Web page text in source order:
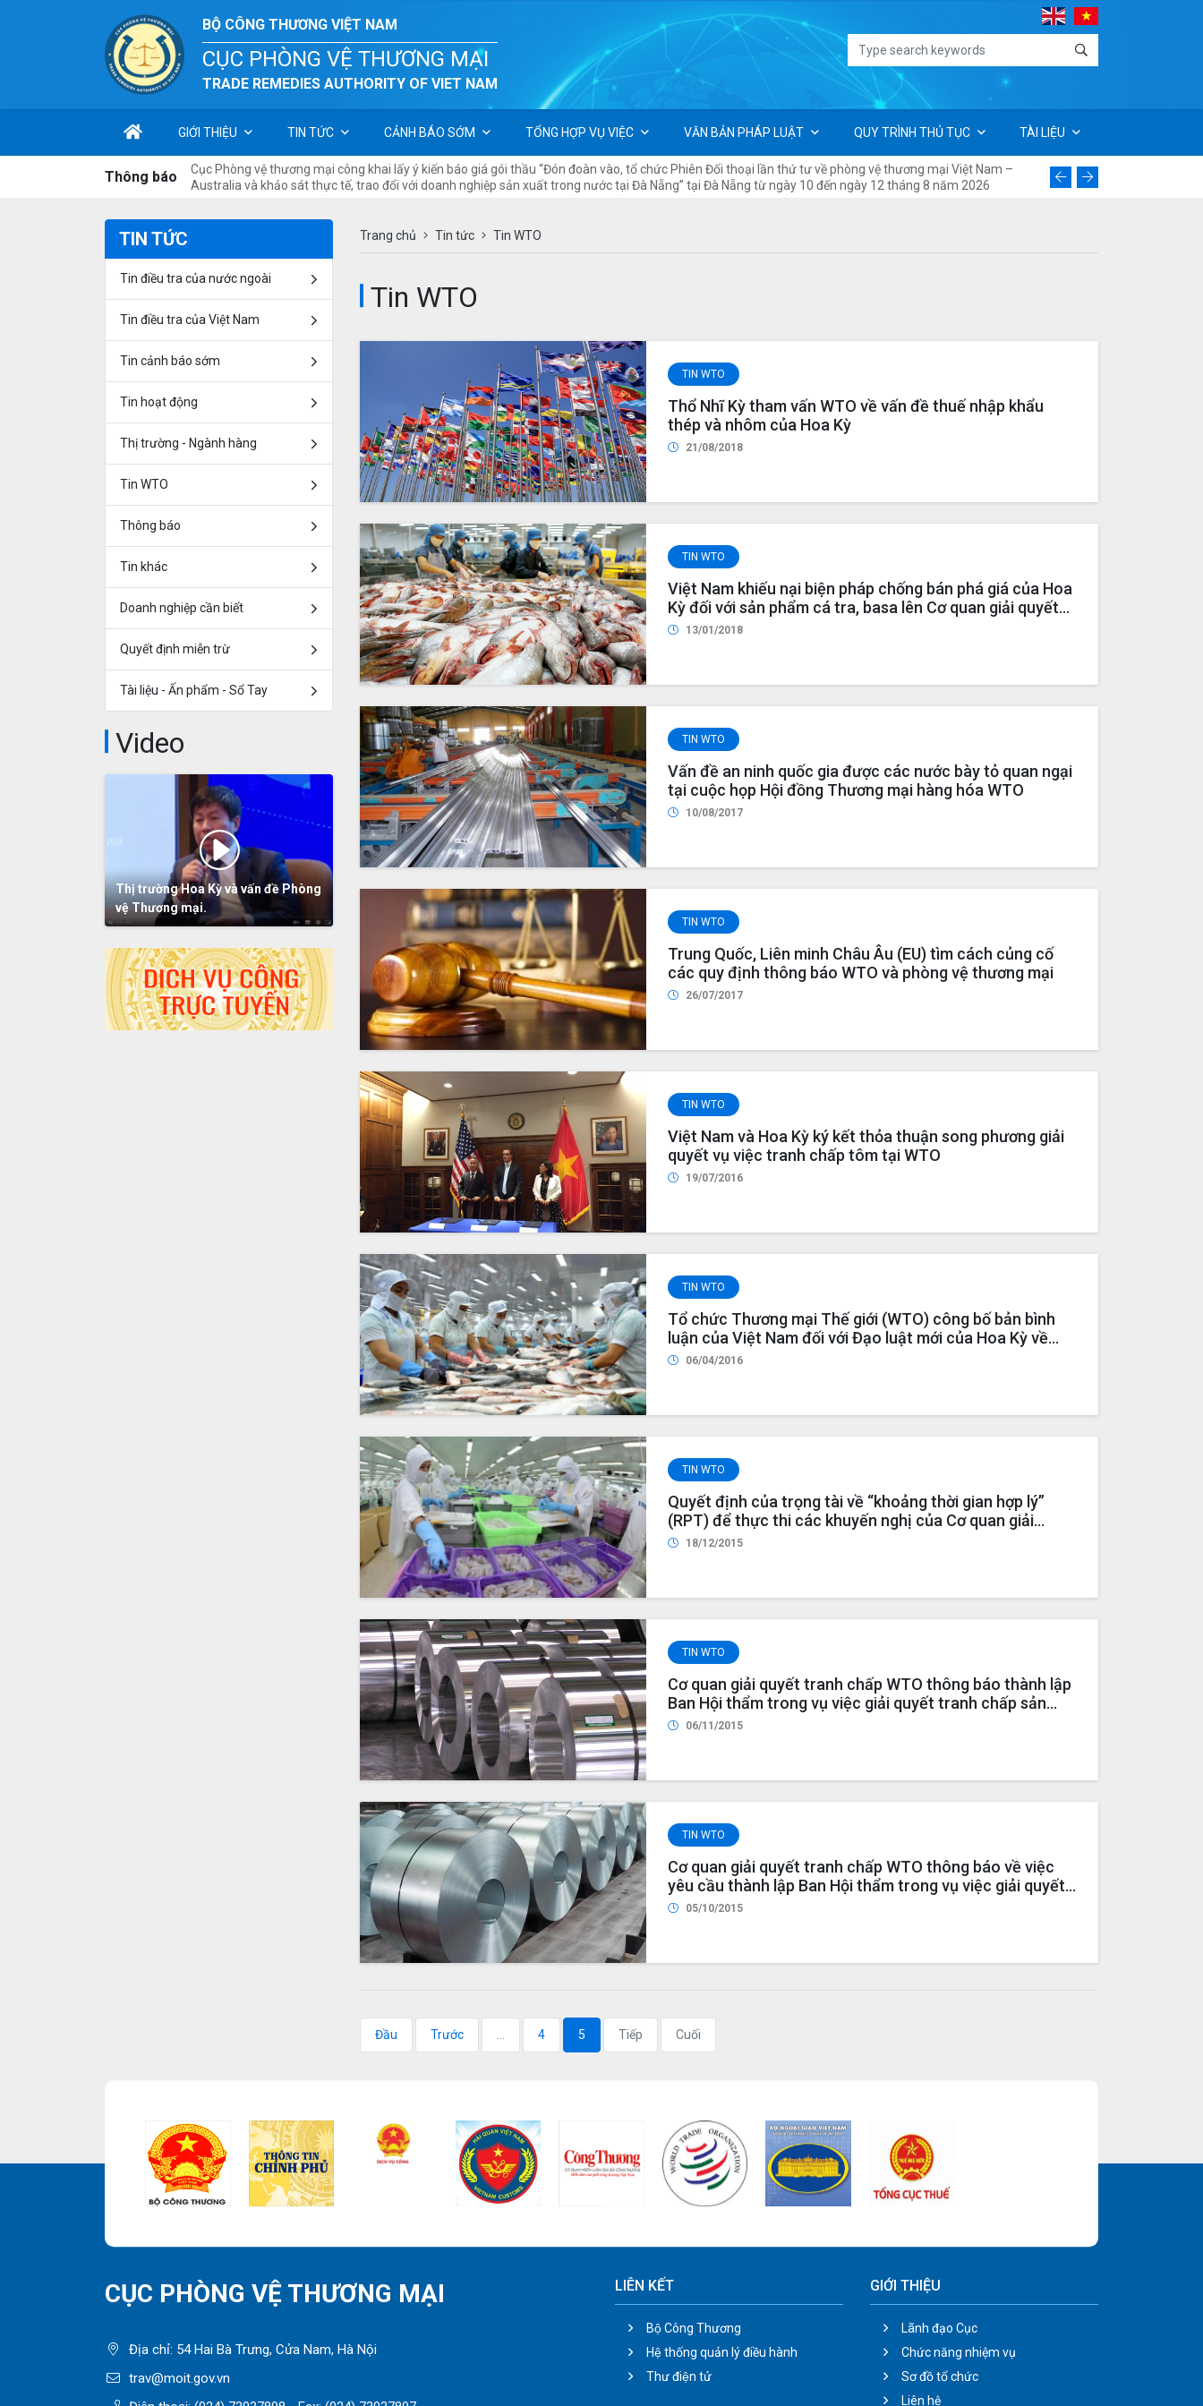
BỘ CÔNG THƯƠNG VIỆT NAM
CỤC PHÒNG VỆ THƯƠNG MẠI
TRADE REMEDIES AUTHORITY OF VIET NAM
GIỚI THIỆU TIN TỨC CẢNH BÁO SỚM TỔNG HỢP VỤ VIỆC VĂN BẢN PHÁP LUẬT QUY TRÌNH THỦ TỤC TÀI LIỆU
Thông báo
mua sắm gói thầu “Xây
phòng vệ thương mại” -
Cục Phòng vệ thương mại công khai lấy ý kiến báo giá gói thầu “Đón đoàn vào, tổ chức Phiên Đối thoại lần thứ tư về phòng vệ thương mại Việt Nam –
Australia và khảo sát thực tế, trao đổi với doanh nghiệp sản xuất trong nước tại Đà Nẵng” tại Đà Nẵng từ ngày 10 đến ngày 12 tháng 8 năm 2026
Thư ngỏ về việc xây dựng
ngành nhựa Việt Nam
Trang chủ Tin tức Tin WTO
Tin WTO
TIN WTO
Thổ Nhĩ Kỳ tham vấn WTO về vấn đề thuế nhập khẩu
thép và nhôm của Hoa Kỳ
21/08/2018
TIN WTO
Việt Nam khiếu nại biện pháp chống bán phá giá của Hoa
Kỳ đối với sản phẩm cá tra, basa lên Cơ quan giải quyết
tranh chấp của Tổ chức thương mại thế giới (WTO)
13/01/2018
TIN WTO
Vấn đề an ninh quốc gia được các nước bày tỏ quan ngại
tại cuộc họp Hội đồng Thương mại hàng hóa WTO
10/08/2017
TIN WTO
Trung Quốc, Liên minh Châu Âu (EU) tìm cách củng cố
các quy định thông báo WTO và phòng vệ thương mại
26/07/2017
TIN WTO
Việt Nam và Hoa Kỳ ký kết thỏa thuận song phương giải
quyết vụ việc tranh chấp tôm tại WTO
19/07/2016
TIN WTO
Tổ chức Thương mại Thế giới (WTO) công bố bản bình
luận của Việt Nam đối với Đạo luật mới của Hoa Kỳ về
việc giám sát bắt buộc đối với cá da trơn, cá tra và các
06/04/2016
TIN WTO
Quyết định của trọng tài về “khoảng thời gian hợp lý”
(RPT) để thực thi các khuyến nghị của Cơ quan giải
quyết tranh chấp WTO trong vụ việc giải quyết tranh
18/12/2015
TIN WTO
Cơ quan giải quyết tranh chấp WTO thông báo thành lập
Ban Hội thẩm trong vụ việc giải quyết tranh chấp sản
phẩm thép cán không hợp kim của Việt Nam (DS496)
06/11/2015
TIN WTO
Cơ quan giải quyết tranh chấp WTO thông báo về việc
yêu cầu thành lập Ban Hội thẩm trong vụ việc giải quyết
tranh chấp sản phẩm thép cán không hợp kim của Đài
05/10/2015
Đầu Trước 4 5 Tiếp Cuối
TIN TỨC
Tin điều tra của nước ngoài
Tin điều tra của Việt Nam
Tin cảnh báo sớm
Tin hoạt động
Thị trường - Ngành hàng
Tin WTO
Thông báo
Tin khác
Doanh nghiệp cần biết
Quyết định miễn trừ
Tài liệu - Ấn phẩm - Sổ Tay
Video
Thị trường Hoa Kỳ và vấn đề Phòng
vệ Thương mại.
CỤC PHÒNG VỆ THƯƠNG MẠI
Địa chỉ: 54 Hai Bà Trưng, Cửa Nam, Hà Nội
trav@moit.gov.vn
LIÊN KẾT
Bộ Công Thương
Hệ thống quản lý điều hành
Thư điện tử
GIỚI THIỆU
Lãnh đạo Cục
Chức năng nhiệm vụ
Sơ đồ tổ chức
Liên hệ